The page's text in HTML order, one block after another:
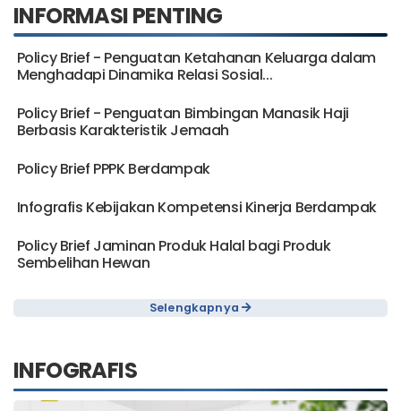
INFORMASI PENTING
Policy Brief - Penguatan Ketahanan Keluarga dalam
Menghadapi Dinamika Relasi Sosial...
Policy Brief - Penguatan Bimbingan Manasik Haji
Berbasis Karakteristik Jemaah
Policy Brief PPPK Berdampak
Infografis Kebijakan Kompetensi Kinerja Berdampak
Policy Brief Jaminan Produk Halal bagi Produk
Sembelihan Hewan
Selengkapnya
INFOGRAFIS